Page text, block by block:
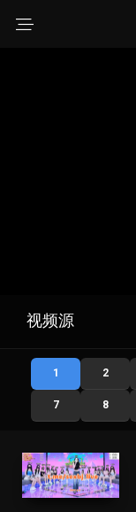
视频源
1 2
7 8